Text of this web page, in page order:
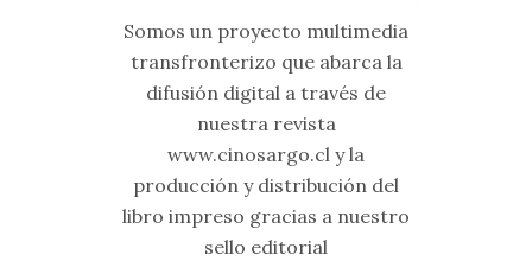
Somos un proyecto multimedia
transfronterizo que abarca la
difusión digital a través de
nuestra revista
www.cinosargo.cl y la
producción y distribución del
libro impreso gracias a nuestro
sello editorial